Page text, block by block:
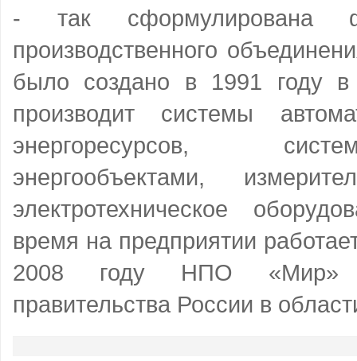
- так сформулирована
производственного
было создано в 1991 году
производит системы
энергоресурсов,
энергообъектами,
электротехническое
время на предприятии
2008 году НПО «Мир»
правительства России в